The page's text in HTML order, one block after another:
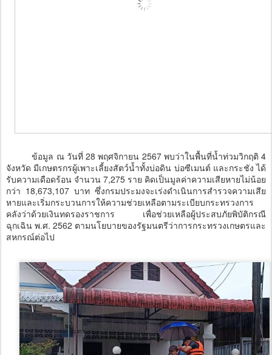
ข้อมูล ณ วันที่ 28 พฤศจิกายน 2567 พบว่าในพื้นที่น้ำท่วมวิกฤติ 4
จังหวัด มีเกษตรกรผู้เพาะเลี้ยงสัตว์น้ำทั้งบ่อดิน บ่อซีเมนต์ และกระชัง ได้
รับความเดือดร้อน จำนวน 7,275 ราย คิดเป็นมูลค่าความเสียหายไม่น้อย
กว่า 18,673,107 บาท ซึ่งกรมประมงจะเร่งดำเนินการสำรวจความเสีย
หายและเริ่มกระบวนการให้ความช่วยเหลือตามระเบียบกระทรวงการ
คลังว่าด้วยเงินทดรองราชการ เพื่อช่วยเหลือผู้ประสบภัยพิบัติกรณี
ฉุกเฉิน พ.ศ. 2562 ตามนโยบายของรัฐมนตรีว่าการกระทรวงเกษตรและ
สหกรณ์ต่อไป